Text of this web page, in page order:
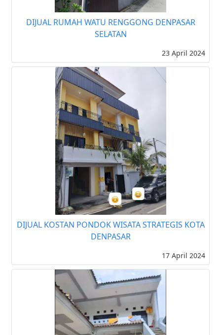
DIJUAL RUMAH WATU RENGGONG DENPASAR
SELATAN
23 April 2024
DIJUAL KOSTAN PONDOK WISATA STRATEGIS KOTA
DENPASAR
17 April 2024